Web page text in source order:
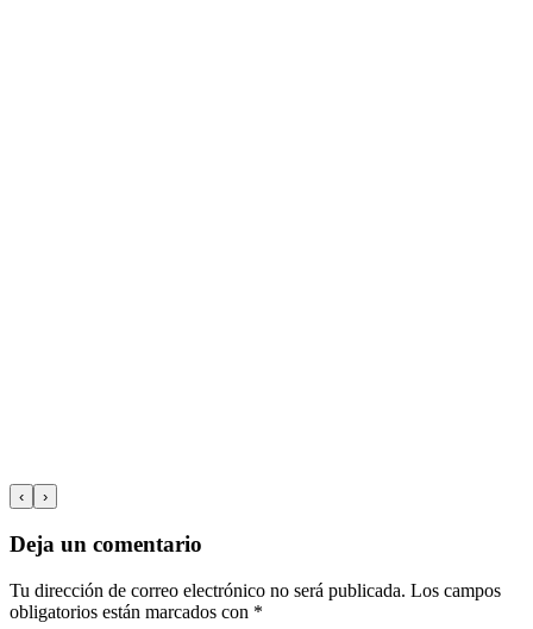
‹ ›
Deja un comentario
Tu dirección de correo electrónico no será publicada. Los campos
obligatorios están marcados con *